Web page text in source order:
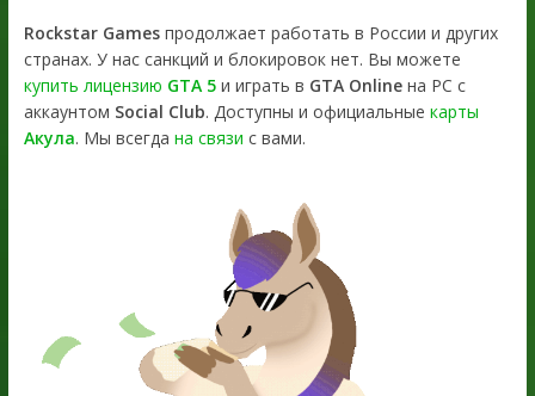
Rockstar Gamesпродолжает работать в России и других
странах. У нас санкций и блокировок нет. Вы можете
купить лицензию GTA 5и играть в GTA Onlineна PC с
аккаунтом Social Club. Доступны и официальные карты
Акула. Мы всегда на связи с вами.